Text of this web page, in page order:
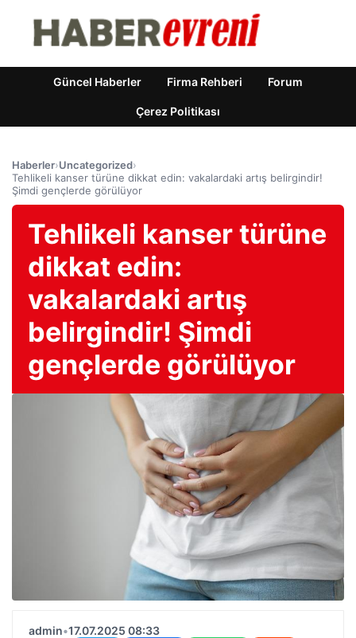
Güncel Haberler Firma Rehberi Forum
Çerez Politikası
Haberler›Uncategorized›
Tehlikeli kanser türüne dikkat edin: vakalardaki artış belirgindir!
Şimdi gençlerde görülüyor
Tehlikeli kanser türüne
dikkat edin:
vakalardaki artış
belirgindir! Şimdi
gençlerde görülüyor
admin•17.07.2025 08:33